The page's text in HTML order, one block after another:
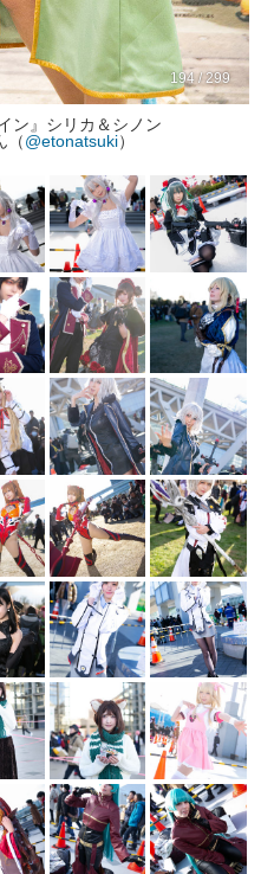
194 / 299
ン』シリカ＆シノン
（@etonatsuki）